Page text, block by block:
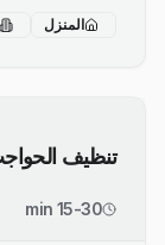
المنزل
تنظيف
15-30 min